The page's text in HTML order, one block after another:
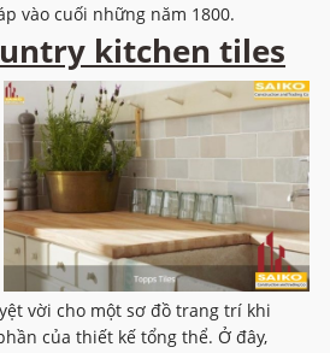
vào cuối những năm 1800.
kitchen tiles
vời cho một sơ đồ trang trí khi
của thiết kế tổng thể. Ở đây,